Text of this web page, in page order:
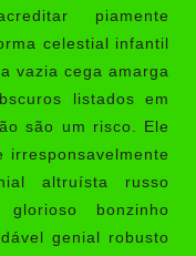
piamente
celestial infantil
vazia cega amarga
listados em
são um risco. Ele
irresponsavelmente
altruísta russo
glorioso bonzinho
genial robusto